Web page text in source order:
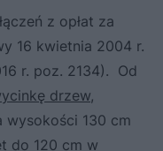
z opłat za
16 kwietnia 2004 r.
r. poz. 2134). Od
drzew,
130 cm
do 120 cm w